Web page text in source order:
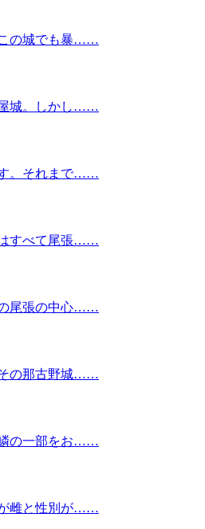
この城でも暴……
屋城。しかし……
す。それまで……
はすべて尾張……
の尾張の中心……
その那古野城……
鱗の一部をお……
が雌と性別が……